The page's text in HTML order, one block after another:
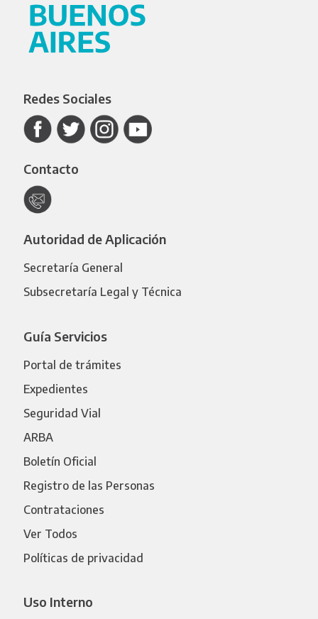
Redes Sociales
Contacto
Autoridad de Aplicación
Secretaría General
Subsecretaría Legal y Técnica
Guía Servicios
Portal de trámites
Expedientes
Seguridad Vial
ARBA
Boletín Oficial
Registro de las Personas
Contrataciones
Ver Todos
Políticas de privacidad
Uso Interno